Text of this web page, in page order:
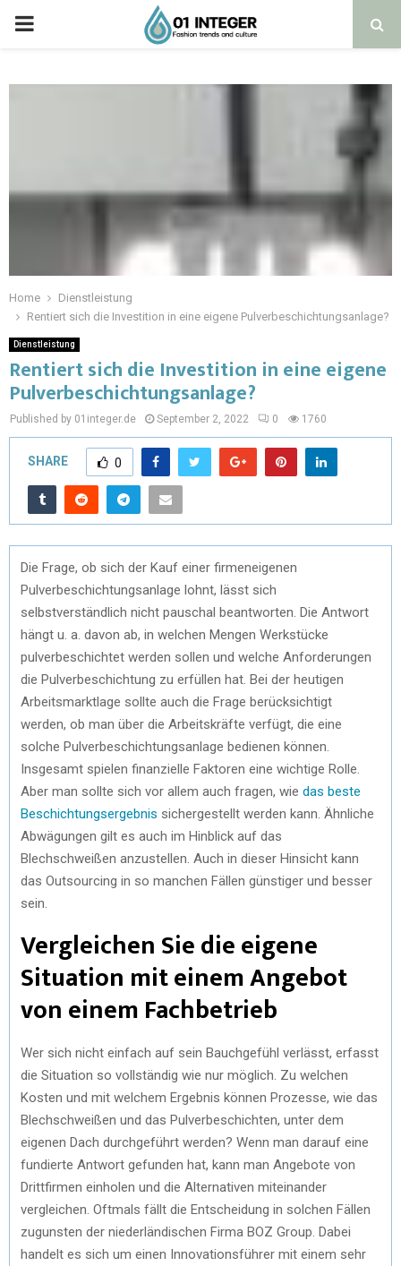
Home
Dienstleistung
Rentiert sich die Investition in eine eigene Pulverbeschichtungsanlage?
Dienstleistung
Rentiert sich die Investition in eine eigene
Pulverbeschichtungsanlage?
Published by 01integer.de September 2, 2022 0 1760
SHARE 0
Die Frage, ob sich der Kauf einer firmeneigenen
Pulverbeschichtungsanlage lohnt, lässt sich
selbstverständlich nicht pauschal beantworten. Die Antwort
hängt u. a. davon ab, in welchen Mengen Werkstücke
pulverbeschichtet werden sollen und welche Anforderungen
die Pulverbeschichtung zu erfüllen hat. Bei der heutigen
Arbeitsmarktlage sollte auch die Frage berücksichtigt
werden, ob man über die Arbeitskräfte verfügt, die eine
solche Pulverbeschichtungsanlage bedienen können.
Insgesamt spielen finanzielle Faktoren eine wichtige Rolle.
Aber man sollte sich vor allem auch fragen, wie das beste
Beschichtungsergebnis sichergestellt werden kann. Ähnliche
Abwägungen gilt es auch im Hinblick auf das
Blechschweißen anzustellen. Auch in dieser Hinsicht kann
das Outsourcing in so manchen Fällen günstiger und besser
sein.
Vergleichen Sie die eigene
Situation mit einem Angebot
von einem Fachbetrieb
Wer sich nicht einfach auf sein Bauchgefühl verlässt, erfasst
die Situation so vollständig wie nur möglich. Zu welchen
Kosten und mit welchem Ergebnis können Prozesse, wie das
Blechschweißen und das Pulverbeschichten, unter dem
eigenen Dach durchgeführt werden? Wenn man darauf eine
fundierte Antwort gefunden hat, kann man Angebote von
Drittfirmen einholen und die Alternativen miteinander
vergleichen. Oftmals fällt die Entscheidung in solchen Fällen
zugunsten der niederländischen Firma BOZ Group. Dabei
handelt es sich um einen Innovationsführer mit einem sehr